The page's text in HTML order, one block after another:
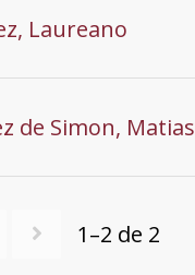
Laureano
de Simon, Matias
1–2 de 2